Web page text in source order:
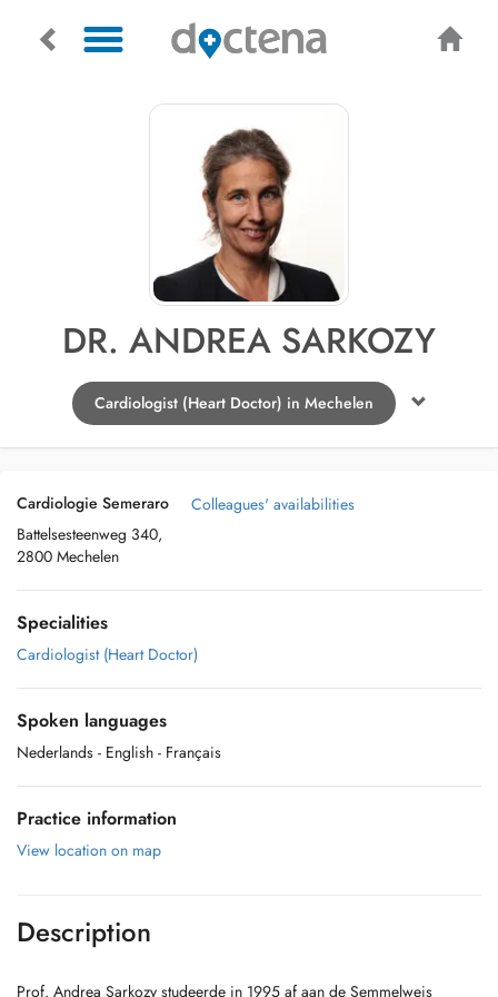
DR. ANDREA SARKOZY
Cardiologist (Heart Doctor) in Mechelen
Cardiologie Semeraro
Battelsesteenweg 340,
2800 Mechelen
Colleagues' availabilities
Specialities
Cardiologist (Heart Doctor)
Spoken languages
Nederlands - English - Français
Practice information
View location on map
Description
Prof. Andrea Sarkozy studeerde in 1995 af aan de Semmelweis